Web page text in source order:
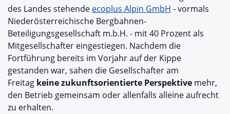
des Landes stehende ecoplus Alpin GmbH - vormals
Niederösterreichische Bergbahnen-
Beteiligungsgesellschaft m.b.H. - mit 40 Prozent als
Mitgesellschafter eingestiegen. Nachdem die
Fortführung bereits im Vorjahr auf der Kippe
gestanden war, sahen die Gesellschafter am
Freitag keine zukunftsorientierte Perspektive mehr,
den Betrieb gemeinsam oder allenfalls alleine aufrecht
zu erhalten.